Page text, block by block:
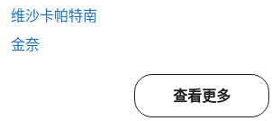
维沙卡帕特南
金奈
查看更多